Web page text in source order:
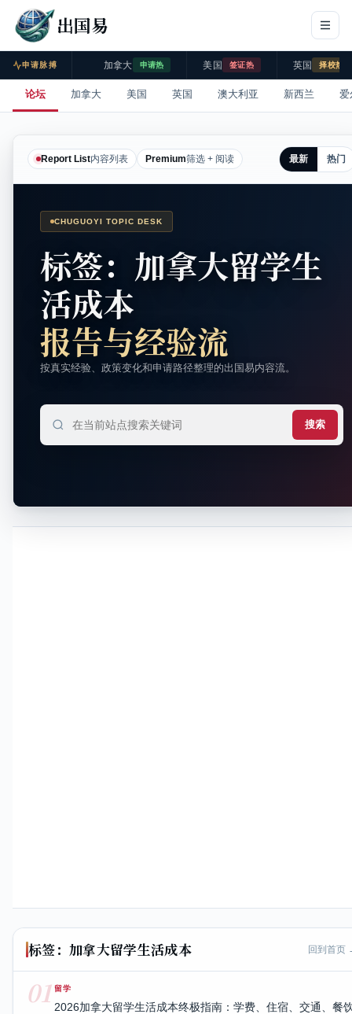
出国易
申请脉搏 加拿大 申请热 美国 签证热 英国 择校热
论坛 加拿大 美国 英国 澳大利亚 新西兰 爱
Report List内容列表 Premium筛选 + 阅读 最新 热门
CHUGUOYI TOPIC DESK
标签：加拿大留学生
活成本
报告与经验流
按真实经验、政策变化和申请路径整理的出国易内容流。
搜索
标签：加拿大留学生活成本 回到首页
01 留学
2026加拿大留学生活成本终极指南：学费、住宿、交通、餐